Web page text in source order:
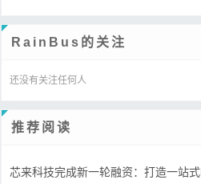
RainBus的关注
还没有关注任何人
推荐阅读
芯来科技完成新一轮融资：打造一站